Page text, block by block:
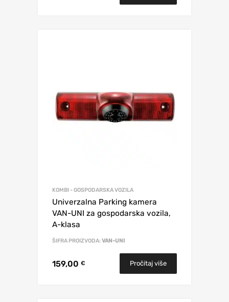
KOMBI - GOSPODARSKA VOZILA
Univerzalna Parking kamera
VAN-UNI za gospodarska vozila,
A-klasa
ŠIFRA PROIZVODA: VAN-UNI
159,00 € Pročitaj više